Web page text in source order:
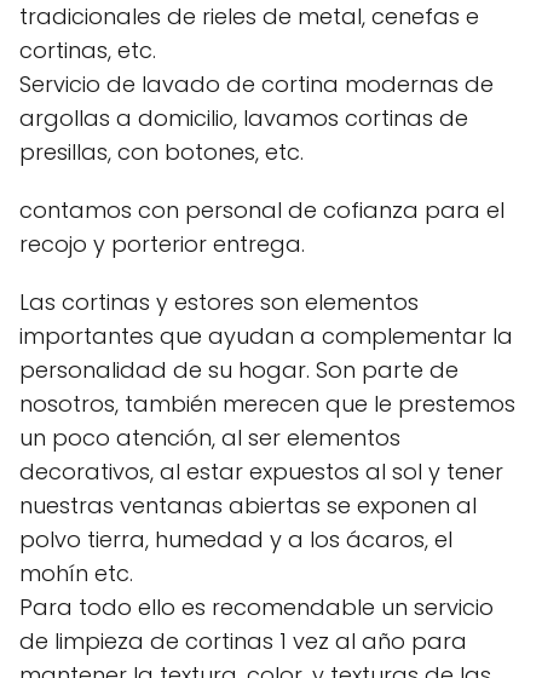
tradicionales de rieles de metal, cenefas e
cortinas, etc.
Servicio de lavado de cortina modernas de
argollas a domicilio, lavamos cortinas de
presillas, con botones, etc.
contamos con personal de cofianza para el
recojo y porterior entrega.
Las cortinas y estores son elementos
importantes que ayudan a complementar la
personalidad de su hogar. Son parte de
nosotros, también merecen que le prestemos
un poco atención, al ser elementos
decorativos, al estar expuestos al sol y tener
nuestras ventanas abiertas se exponen al
polvo tierra, humedad y a los ácaros, el
mohín etc.
Para todo ello es recomendable un servicio
de limpieza de cortinas 1 vez al año para